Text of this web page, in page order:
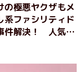
の極悪ヤクザもメ
ファシリティド
件解決！ 人気シ